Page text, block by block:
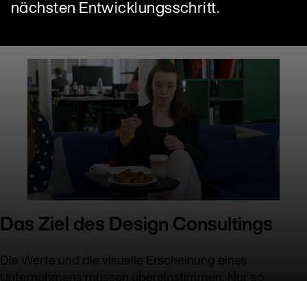
nächsten Entwicklungsschritt.
Das Ziel des Design Consultings
Die Werte und die visuelle Erscheinung eines